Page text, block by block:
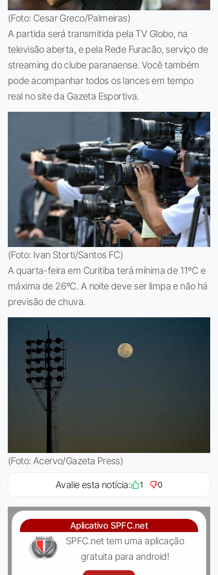
(Foto: Cesar Greco/Palmeiras)
A partida será transmitida pela TV Globo, na
televisão aberta, e pela Rede Furacão, serviço de
streaming do clube paranaense. Você também
pode acompanhar todos os lances em tempo
real no site da Gazeta Esportiva.
(Foto: Ivan Storti/Santos FC)
A quarta-feira em Curitiba terá mínima de 11ºC e
máxima de 26ºC. A noite deve ser limpa e não há
previsão de chuva.
(Foto: Acervo/Gazeta Press)
Avalie esta notícia: 1 0
Aplicativo SPFC.net
SPFC.net tem uma aplicação
gratuita para android!